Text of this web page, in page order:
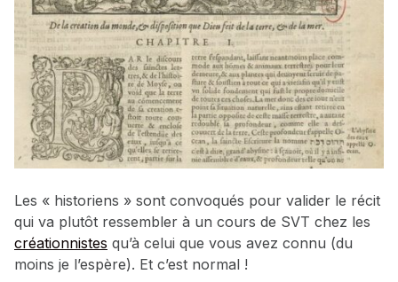
Les « historiens » sont convoqués pour valider le récit
qui va plutôt ressembler à un cours de SVT chez les
créationnistes qu’à celui que vous avez connu (du
moins je l’espère). Et c’est normal !